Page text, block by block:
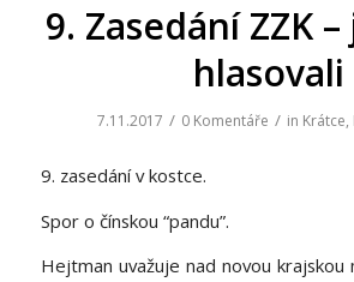
9. Zasedání ZZK
hlasovali
7.11.2017 / 0 Komentáře / in Krátce,
9. zasedání v kostce.
Spor o čínskou “pandu”.
Hejtman uvažuje nad novou krajskou